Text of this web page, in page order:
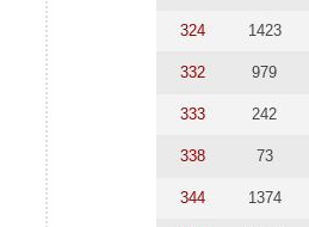
324 1423
332 979
333 242
338 73
344 1374